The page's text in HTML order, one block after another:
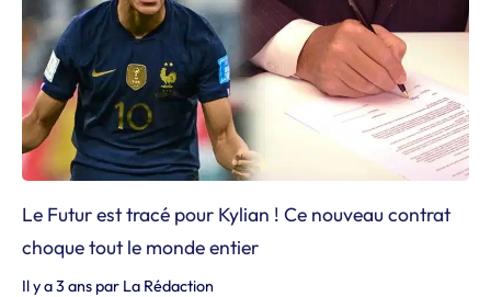
Le Futur est tracé pour Kylian ! Ce nouveau contrat
choque tout le monde entier
Il y a 3 ans par La Rédaction